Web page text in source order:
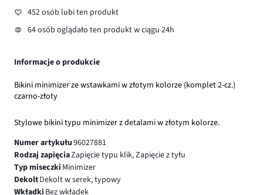
452 osób lubi ten produkt
64 osób oglądało ten produkt w ciągu 24h
Informacje o produkcie
Bikini minimizer ze wstawkami w złotym kolorze (komplet 2-cz.)
czarno-złoty
Stylowe bikini typu minimizer z detalami w złotym kolorze.
Numer artykułu96027881
Rodzaj zapięciaZapięcie typu klik, Zapięcie z tyłu
Typ miseczki Minimizer
DekoltDekolt w serek, typowy
Wkładki Bez wkładek